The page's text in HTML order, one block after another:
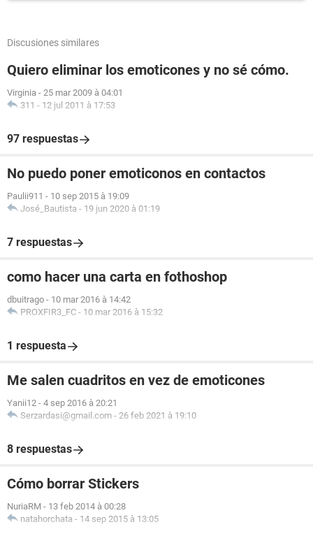
Discusiones similares
Quiero eliminar los emoticones y no sé cómo.
Virginia - 25 mar 2009 à 04:01
311 - 12 jul 2011 à 17:53
97 respuestas
No puedo poner emoticonos en contactos
Paulii911 - 10 sep 2015 à 19:09
José_Bautista - 19 jun 2020 à 01:19
7 respuestas
como hacer una carta en fothoshop
dbuitrago - 10 mar 2016 à 14:42
PROXFIR3_FC - 10 mar 2016 à 15:32
1 respuesta
Me salen cuadritos en vez de emoticones
Yanii12 - 4 sep 2016 à 20:21
Serzardasi@gmail.com - 26 feb 2021 à 19:10
8 respuestas
Cómo borrar Stickers
NuriaRM - 13 feb 2014 à 00:28
natahorchata - 14 sep 2015 à 13:05